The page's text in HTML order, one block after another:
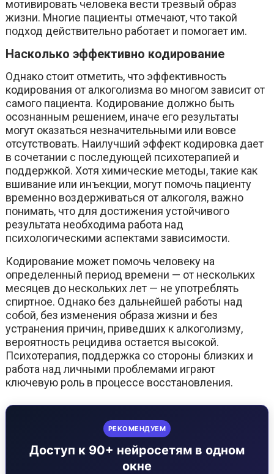
мотивировать человека вести трезвый образ
жизни. Многие пациенты отмечают, что такой
подход действительно работает и помогает им.
Насколько эффективно кодирование
Однако стоит отметить, что эффективность
кодирования от алкоголизма во многом зависит от
самого пациента. Кодирование должно быть
осознанным решением, иначе его результаты
могут оказаться незначительными или вовсе
отсутствовать. Наилучший эффект кодировка дает
в сочетании с последующей психотерапией и
поддержкой. Хотя химические методы, такие как
вшивание или инъекции, могут помочь пациенту
временно воздерживаться от алкоголя, важно
понимать, что для достижения устойчивого
результата необходима работа над
психологическими аспектами зависимости.
Кодирование может помочь человеку на
определенный период времени — от нескольких
месяцев до нескольких лет — не употреблять
спиртное. Однако без дальнейшей работы над
собой, без изменения образа жизни и без
устранения причин, приведших к алкоголизму,
вероятность рецидива остается высокой.
Психотерапия, поддержка со стороны близких и
работа над личными проблемами играют
ключевую роль в процессе восстановления.
РЕКОМЕНДУЕМ
Доступ к 90+ нейросетям в одном
окне